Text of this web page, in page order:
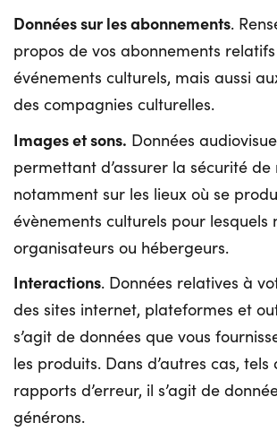
Données sur les abonnements.
propos de vos abonnements
événements culturels, mais aussi
des compagnies culturelles.
Images et sons. Données
permettant d’assurer la sécurité de
notamment sur les lieux où se
évènements culturels pour lesquels
organisateurs ou hébergeurs.
Interactions. Données relatives à
des sites internet, plateformes et
s’agit de données que vous
les produits. Dans d’autres cas, tels
rapports d’erreur, il s’agit de
générons.